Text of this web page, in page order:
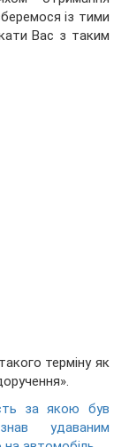
із тими
Вас з таким
терміну як
за якою був
удаваним